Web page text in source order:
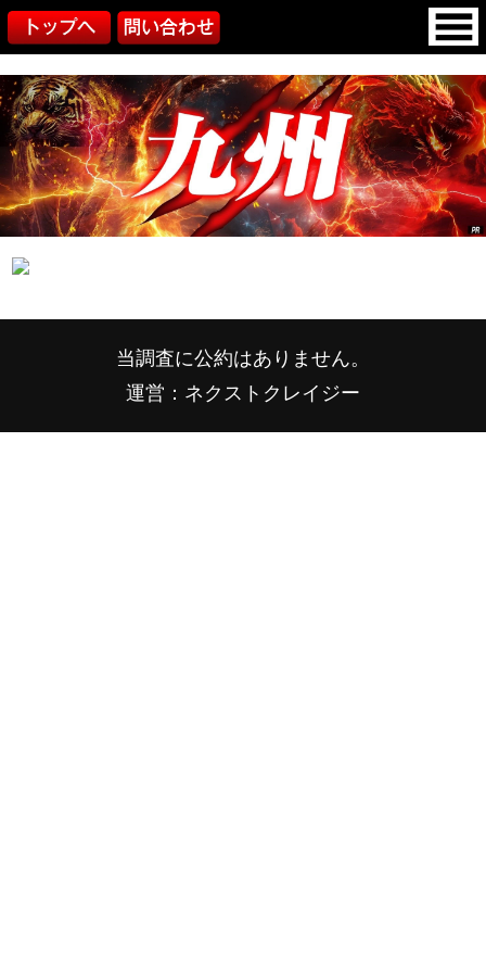
当調査に公約はありません。
運営：ネクストクレイジー